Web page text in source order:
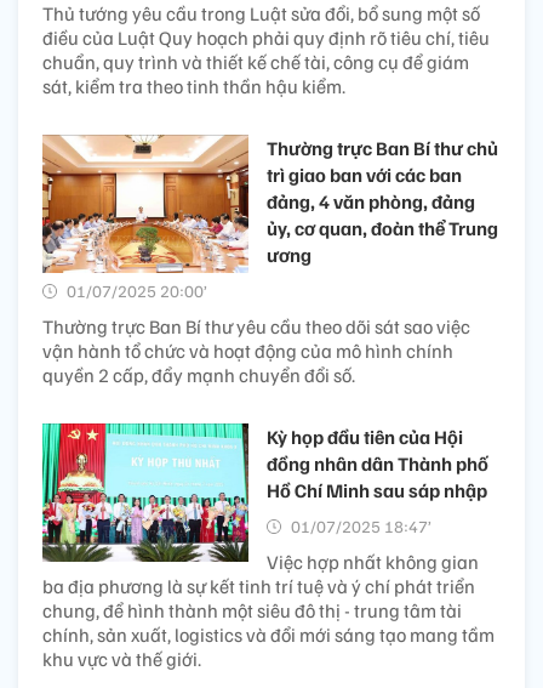
Thủ tướng yêu cầu trong Luật sửa đổi, bổ sung một số
điều của Luật Quy hoạch phải quy định rõ tiêu chí, tiêu
chuẩn, quy trình và thiết kế chế tài, công cụ để giám
sát, kiểm tra theo tinh thần hậu kiểm.
Thường trực Ban Bí thư chủ
trì giao ban với các ban
đảng, 4 văn phòng, đảng
ủy, cơ quan, đoàn thể Trung
ương
01/07/2025 20:00’
Thường trực Ban Bí thư yêu cầu theo dõi sát sao việc
vận hành tổ chức và hoạt động của mô hình chính
quyền 2 cấp, đẩy mạnh chuyển đổi số.
Kỳ họp đầu tiên của Hội
đồng nhân dân Thành phố
Hồ Chí Minh sau sáp nhập
01/07/2025 18:47’
Việc hợp nhất không gian
ba địa phương là sự kết tinh trí tuệ và ý chí phát triển
chung, để hình thành một siêu đô thị - trung tâm tài
chính, sản xuất, logistics và đổi mới sáng tạo mang tầm
khu vực và thế giới.